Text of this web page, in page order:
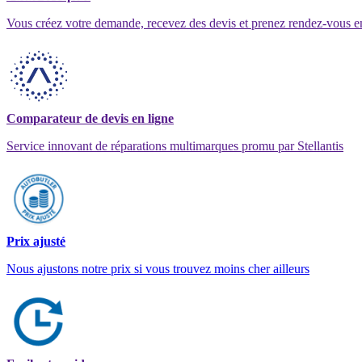
Vous créez votre demande, recevez des devis et prenez rendez-vous
Comparateur de devis en ligne
Service innovant de réparations multimarques promu par Stellantis
Prix ajusté
Nous ajustons notre prix si vous trouvez moins cher ailleurs